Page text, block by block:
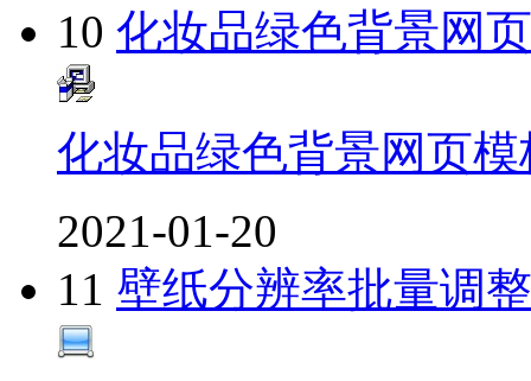
10 化妆品绿色背景网
化妆品绿色背景网页模
2021-01-20
11 壁纸分辨率批量调